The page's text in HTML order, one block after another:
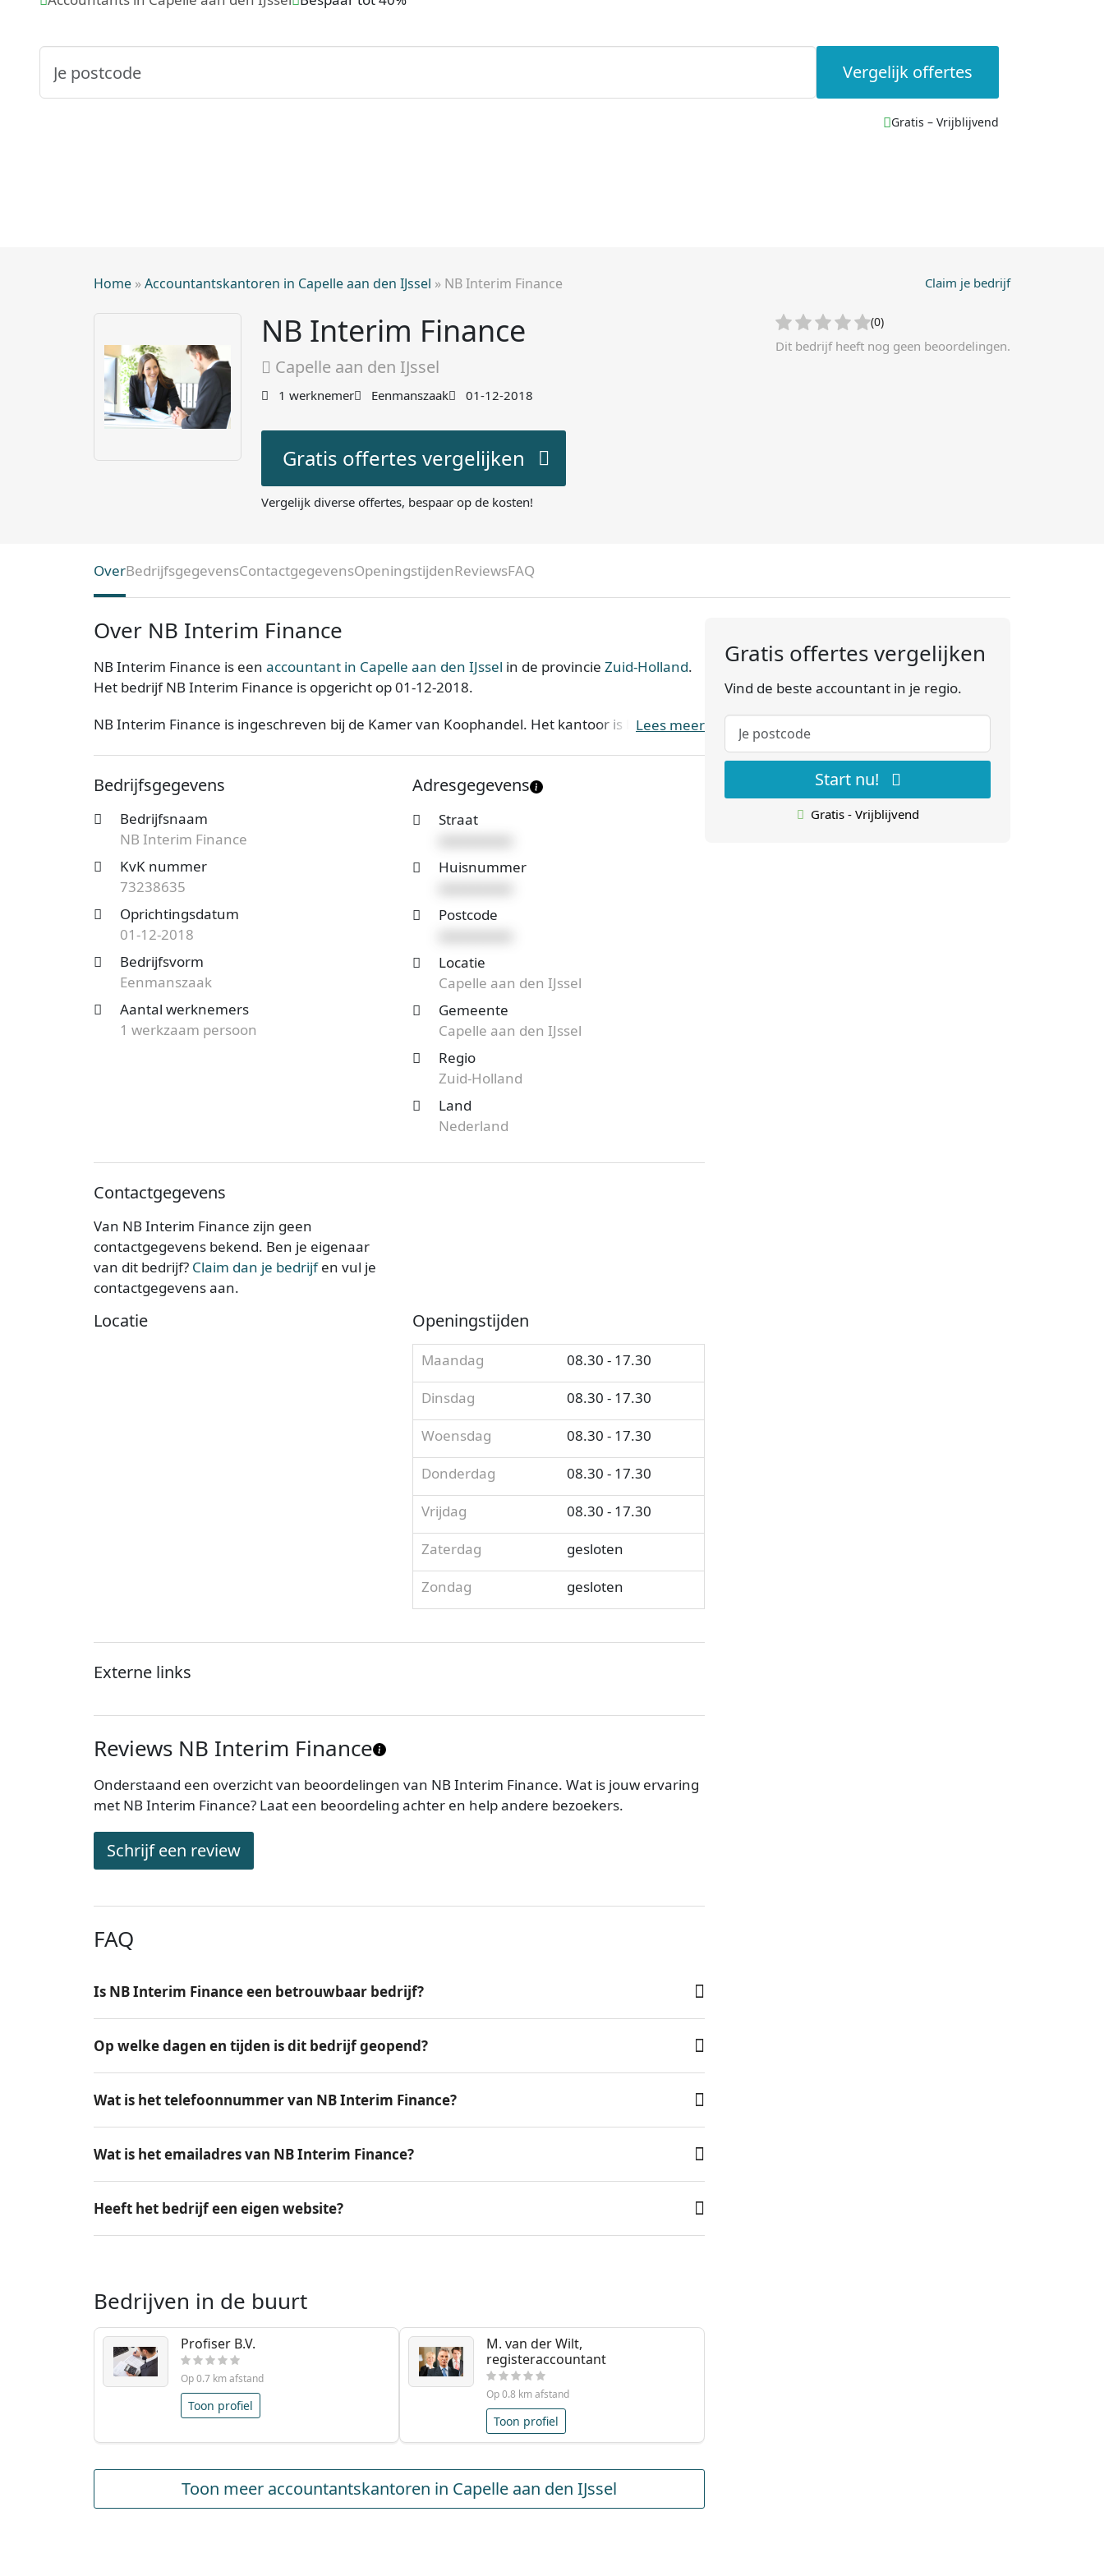
Vergelijk offertes
Gratis – Vrijblijvend
Home »Accountantskantoren in Capelle aan den IJssel » NB Interim Finance Claim je bedrijf
NB Interim Finance
Capelle aan den IJssel
1 werknemer Eenmanszaak 01-12-2018
(0)
Dit bedrijf heeft nog geen beoordelingen.
Gratis offertes vergelijken
Vergelijk diverse offertes, bespaar op de kosten!
OverBedrijfsgegevensContactgegevensOpeningstijdenReviewsFAQ
Over NB Interim Finance
NB Interim Finance is een accountant in Capelle aan den IJssel in de provincie Zuid-Holland.
Het bedrijf NB Interim Finance is opgericht op 01-12-2018.
NB Interim Finance is ingeschreven bij de Kamer van Koophandel. Het kantoor is bij de KvK
en mogelijkheden?
Start nu je gratis offerteaanvraagen je ontvangt spoedig reactie.
Vergelijk het aanbod en bespaar op de kosten!
Lees meer
Bedrijfsgegevens
Bedrijfsnaam
NB Interim Finance
KvK nummer
73238635
Oprichtingsdatum
01-12-2018
Bedrijfsvorm
Eenmanszaak
Aantal werknemers
1 werkzaam persoon
Adresgegevens
Straat
Huisnummer
Postcode
Locatie
Capelle aan den IJssel
Gemeente
Capelle aan den IJssel
Regio
Zuid-Holland
Land
Nederland
Contactgegevens
Van NB Interim Finance zijn geen
contactgegevens bekend. Ben je eigenaar
van dit bedrijf? Claim dan je bedrijfen vul je
contactgegevens aan.
Locatie Openingstijden
Maandag
08.30 - 17.30
Dinsdag
08.30 - 17.30
Woensdag
08.30 - 17.30
Donderdag
08.30 - 17.30
Vrijdag
08.30 - 17.30
Zaterdag
gesloten
Zondag
gesloten
Externe links
Reviews NB Interim Finance
Onderstaand een overzicht van beoordelingen van NB Interim Finance. Wat is jouw ervaring
met NB Interim Finance? Laat een beoordeling achter en help andere bezoekers.
Schrijf een review
FAQ
Is NB Interim Finance een betrouwbaar bedrijf?
Op welke dagen en tijden is dit bedrijf geopend?
Wat is het telefoonnummer van NB Interim Finance?
Wat is het emailadres van NB Interim Finance?
Heeft het bedrijf een eigen website?
Bedrijven in de buurt
Profiser B.V.
Op 0.7 km afstand
Toon profiel
M. van der Wilt,
registeraccountant
Op 0.8 km afstand
Toon profiel
Toon meer accountantskantoren in Capelle aan den IJssel
Gratis offertes vergelijken
Vind de beste accountant in je regio.
Start nu!
Gratis - Vrijblijvend